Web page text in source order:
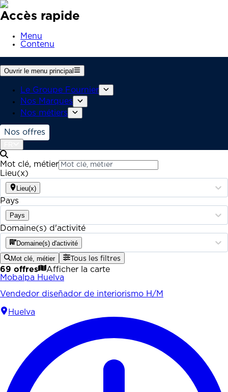
Accès rapide
Menu
Contenu
Ouvrir le menu principal
Le Groupe Fournier
Nos Marques
Nos métiers
Nos offres
Mot clé, métier
Lieu(x)
Lieu(x)
Pays
Pays
Domaine(s) d'activité
Domaine(s) d'activité
Mot clé, métier Tous les filtres
69 offres
Afficher la carte
Mobalpa Huelva
Vendedor diseñador de interiorismo H/M
Huelva